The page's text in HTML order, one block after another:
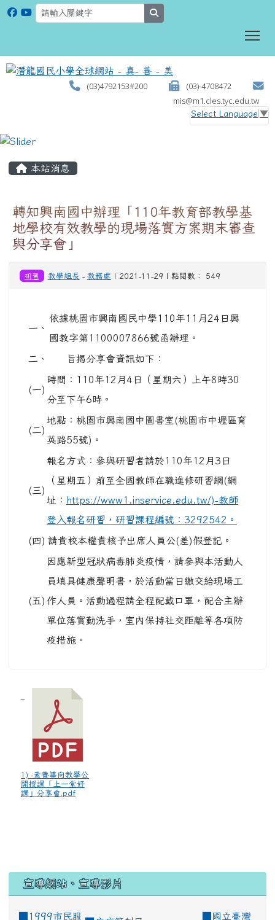
(03)4792153#200
(03)-4708472
mis@m1.cles.tyc.edu.tw
Select Language ▼
本站消息
轉知興南國中辦理「110年教育部教學基
地學校有效教學的現場落實方案期末審查
與分享會」
研習 教學組長 - 教務處 | 2021-11-29 | 點閱數： 549
一、
依據桃園市興南國民中學110年11月24日興
國教字第1100007866號函辦理。
二、 旨揭分享會資訊如下：
(一)
時間：110年12月4日（星期六）上午8時30
分至下午6時。
(二)
地點：桃園市興南國中圖書室(桃園市中壢區育
英路55號)。
(三)
報名方式：參與研習者請於110年12月3日
（星期五）前至全國教師在職進修研習網(網
址： https://www1.inservice.edu.tw/)-教師
登入報名研習，研習課程編號：3292542。
(四) 請貴校本權責核予出席人員公(差)假登記。
(五)
因應新型冠狀病毒肺炎疫情，請參與本活動人
員填具健康聲明書，於活動當日繳交給現場工
作人員。活動過程請全程配戴口罩，配合主辦
單位落實勤洗手，室內保持社交距離等各項防
疫措施。
1) -素養導向教學公
開授課「上一堂好
課」分享會.pdf
宣導網站、宣導影片
■1999市民服
國立臺灣